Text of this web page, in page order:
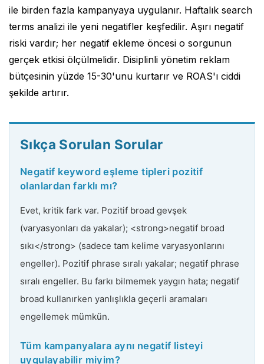
ile birden fazla kampanyaya uygulanır. Haftalık search
terms analizi ile yeni negatifler keşfedilir. Aşırı negatif
riski vardır; her negatif ekleme öncesi o sorgunun
gerçek etkisi ölçülmelidir. Disiplinli yönetim reklam
bütçesinin yüzde 15-30'unu kurtarır ve ROAS'ı ciddi
şekilde artırır.
Sıkça Sorulan Sorular
Negatif keyword eşleme tipleri pozitif
olanlardan farklı mı?
Evet, kritik fark var. Pozitif broad gevşek
(varyasyonları da yakalar); <strong>negatif broad
sıkı</strong> (sadece tam kelime varyasyonlarını
engeller). Pozitif phrase sıralı yakalar; negatif phrase
sıralı engeller. Bu farkı bilmemek yaygın hata; negatif
broad kullanırken yanlışlıkla geçerli aramaları
engellemek mümkün.
Tüm kampanyalara aynı negatif listeyi
uygulayabilir miyim?